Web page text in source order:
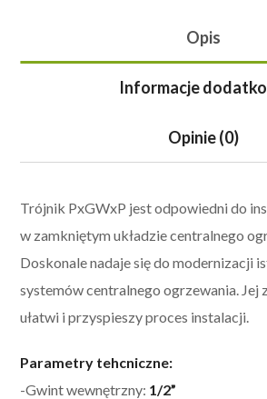
Opis
Informacje
Opinie (0)
Trójnik PxGWxP jest odpowiedni do
w zamkniętym układzie centralnego
Doskonale nadaje się do modernizacji
systemów centralnego ogrzewania. Jej
ułatwi i przyspieszy proces instalacji.
Parametry tehcniczne:
-Gwint wewnętrzny: 1/2”